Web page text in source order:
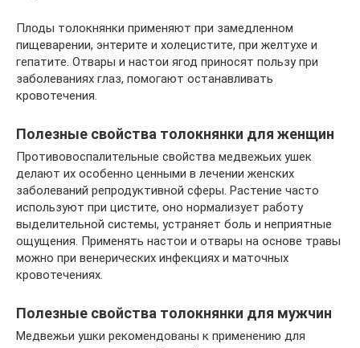
Плоды толокнянки применяют при замедленном
пищеварении, энтерите и холецистите, при желтухе и
гепатите. Отвары и настои ягод приносят пользу при
заболеваниях глаз, помогают останавливать
кровотечения.
Полезные свойства толокнянки для женщин
Противовоспалительные свойства медвежьих ушек
делают их особенно ценными в лечении женских
заболеваний репродуктивной сферы. Растение часто
используют при цистите, оно нормализует работу
выделительной системы, устраняет боль и неприятные
ощущения. Применять настои и отвары на основе травы
можно при венерических инфекциях и маточных
кровотечениях.
Полезные свойства толокнянки для мужчин
Медвежьи ушки рекомендованы к применению для